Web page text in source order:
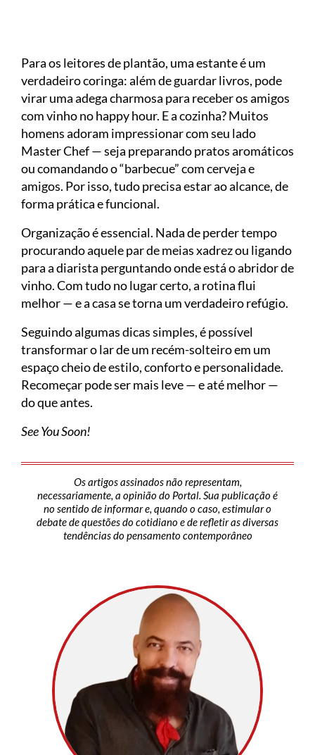
Para os leitores de plantão, uma estante é um
verdadeiro coringa: além de guardar livros, pode
virar uma adega charmosa para receber os amigos
com vinho no happy hour. E a cozinha? Muitos
homens adoram impressionar com seu lado
Master Chef — seja preparando pratos aromáticos
ou comandando o “barbecue” com cerveja e
amigos. Por isso, tudo precisa estar ao alcance, de
forma prática e funcional.
Organização é essencial. Nada de perder tempo
procurando aquele par de meias xadrez ou ligando
para a diarista perguntando onde está o abridor de
vinho. Com tudo no lugar certo, a rotina flui
melhor — e a casa se torna um verdadeiro refúgio.
Seguindo algumas dicas simples, é possível
transformar o lar de um recém-solteiro em um
espaço cheio de estilo, conforto e personalidade.
Recomeçar pode ser mais leve — e até melhor —
do que antes.
See You Soon!
Os artigos assinados não representam,
necessariamente, a opinião do Portal. Sua publicação é
no sentido de informar e, quando o caso, estimular o
debate de questões do cotidiano e de refletir as diversas
tendências do pensamento contemporâneo